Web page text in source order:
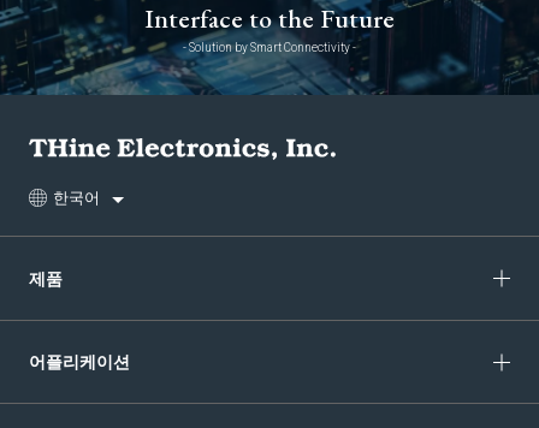
Interface to the Future
- Solution by Smart Connectivity -
한국어
제품
어플리케이션